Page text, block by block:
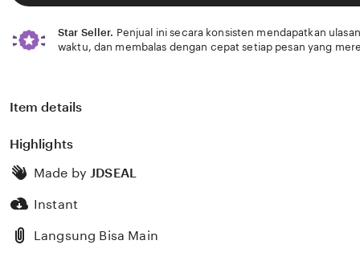
Star Seller. Penjual ini secara konsisten mendapatkan
waktu, dan membalas dengan cepat setiap pesan yang
Item details
Highlights
Made by JDSEAL
Instant
Langsung Bisa Main